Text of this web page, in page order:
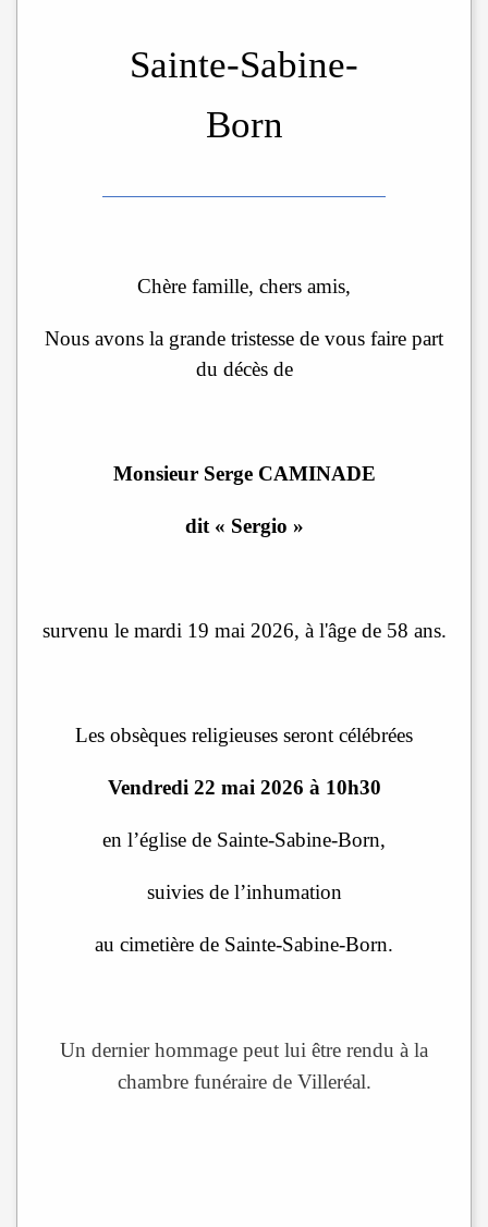
Sainte-Sabine-
Born
Chère famille, chers amis,
Nous avons la grande tristesse de vous faire part
du décès de
Monsieur Serge CAMINADE
dit « Sergio »
survenu le mardi 19 mai 2026, à l'âge de 58 ans.
Les obsèques religieuses seront célébrées
Vendredi 22 mai 2026 à 10h30
en l’église de Sainte-Sabine-Born,
suivies de l’inhumation
au cimetière de Sainte-Sabine-Born.
Un dernier hommage peut lui être rendu à la
chambre funéraire de Villeréal.